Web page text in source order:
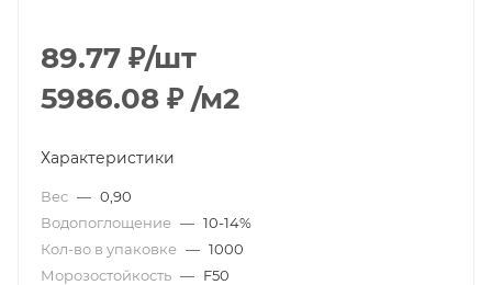
89.77 ₽/шт
5986.08 ₽ /м2
Характеристики
Вес — 0,90
Водопоглощение — 10-14%
Кол-во в упаковке — 1000
Морозостойкость — F50